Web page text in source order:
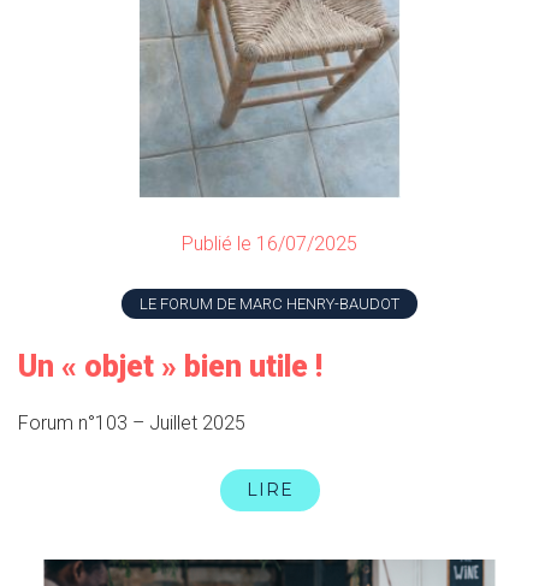
Publié le 16/07/2025
LE FORUM DE MARC HENRY-BAUDOT
Un « objet » bien utile !
Forum n°103 – Juillet 2025
LIRE